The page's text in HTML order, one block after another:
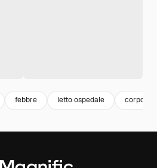
febbre letto ospedale corpo